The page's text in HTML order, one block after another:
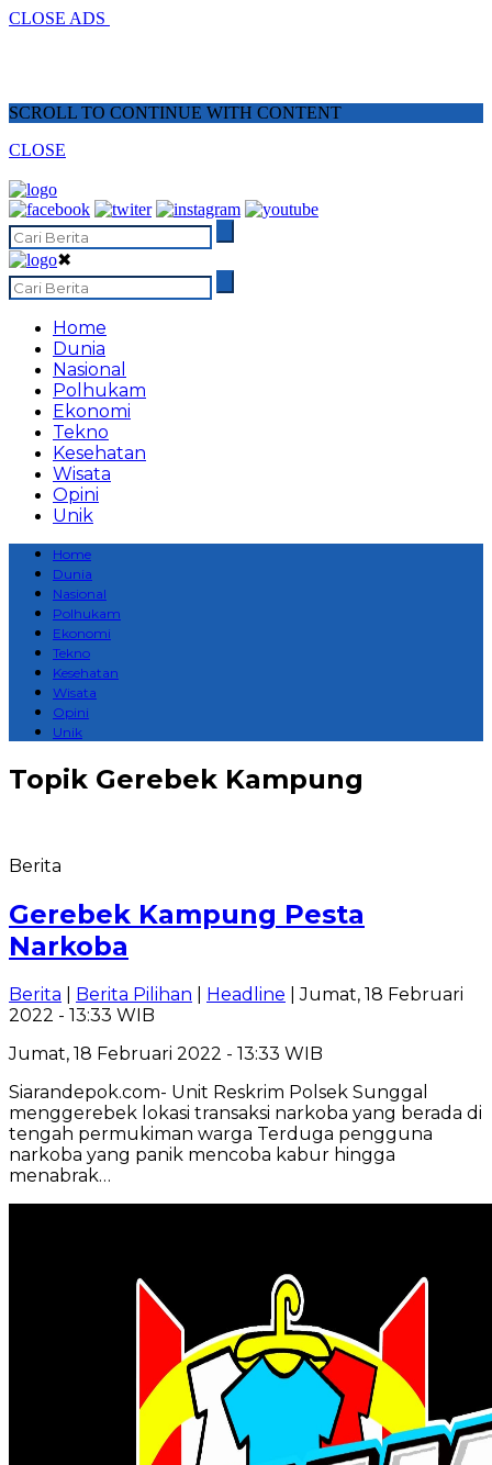
CLOSE ADS
SCROLL TO CONTINUE WITH CONTENT
CLOSE
✖
Home
Dunia
Nasional
Polhukam
Ekonomi
Tekno
Kesehatan
Wisata
Opini
Unik
Home
Dunia
Nasional
Polhukam
Ekonomi
Tekno
Kesehatan
Wisata
Opini
Unik
Topik Gerebek Kampung
Berita
Gerebek Kampung Pesta
Narkoba
Berita Berita Pilihan Headline | Jumat, 18 Februari
2022 - 13:33 WIB
Jumat, 18 Februari 2022 - 13:33 WIB
Siarandepok.com- Unit Reskrim Polsek Sunggal
menggerebek lokasi transaksi narkoba yang berada di
tengah permukiman warga Terduga pengguna
narkoba yang panik mencoba kabur hingga
menabrak…